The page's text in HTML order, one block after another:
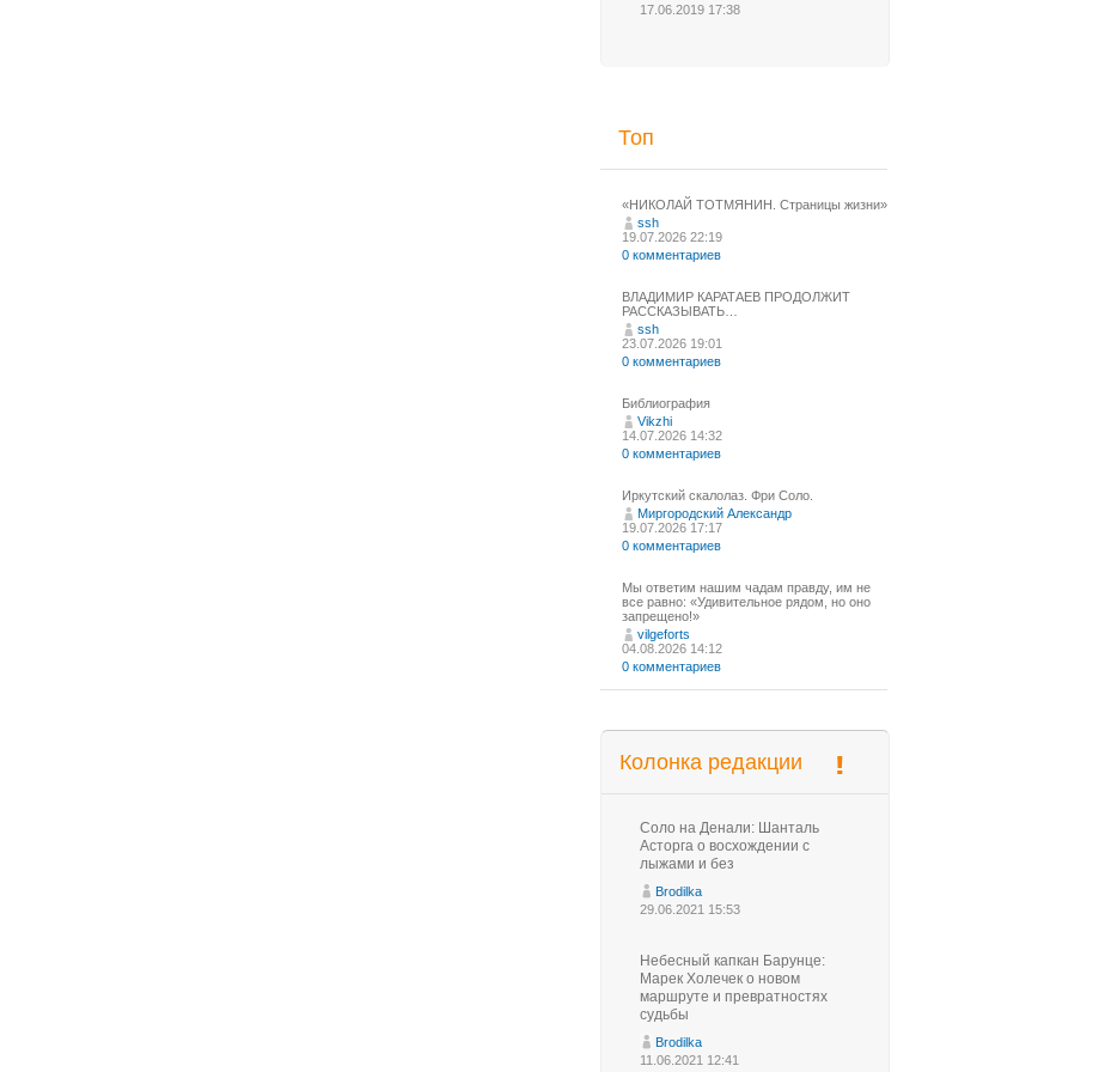
17.06.2019 17:38
Топ
«НИКОЛАЙ ТОТМЯНИН. Страницы жизни»
ssh
19.07.2026 22:19
0 комментариев
ВЛАДИМИР КАРАТАЕВ ПРОДОЛЖИТ
РАССКАЗЫВАТЬ…
ssh
23.07.2026 19:01
0 комментариев
Библиография
Vikzhi
14.07.2026 14:32
0 комментариев
Иркутский скалолаз. Фри Соло.
Миргородский Александр
19.07.2026 17:17
0 комментариев
Мы ответим нашим чадам правду, им не
все равно: «Удивительное рядом, но оно
запрещено!»
vilgeforts
04.08.2026 14:12
0 комментариев
Колонка редакции
Соло на Денали: Шанталь
Асторга о восхождении с
лыжами и без
Brodilka
29.06.2021 15:53
Небесный капкан Барунце:
Марек Холечек о новом
маршруте и превратностях
судьбы
Brodilka
11.06.2021 12:41